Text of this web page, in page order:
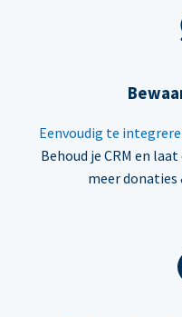
Eenvoudig te
Behoud je CRM en
meer donaties